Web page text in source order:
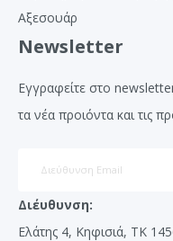
Αξεσουάρ
Newsletter
Εγγραφείτε στο
τα νέα προιόντα και τις
Διέυθυνση:
Ελάτης 4, Κηφισιά, ΤΚ